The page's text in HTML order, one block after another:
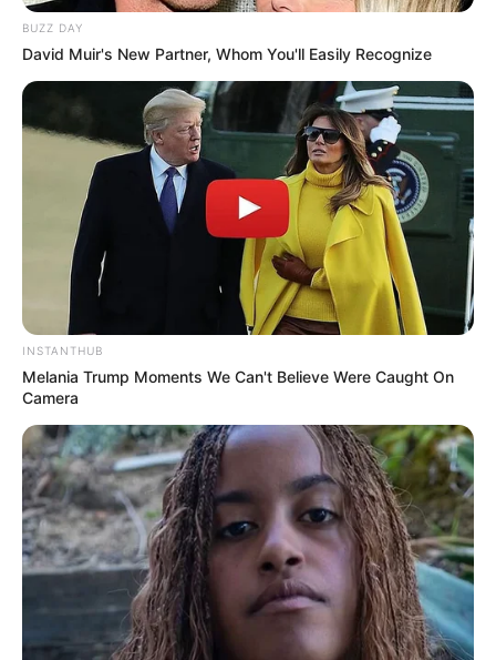
BUZZ DAY
David Muir's New Partner, Whom You'll Easily Recognize
INSTANTHUB
Melania Trump Moments We Can't Believe Were Caught On
Camera